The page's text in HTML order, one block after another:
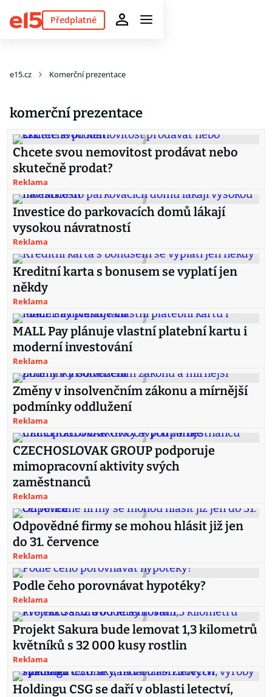
Předplatné
e15.cz Komerční prezentace
komerční prezentace
Chcete svou nemovitost prodávat nebo
skutečně prodat?
Reklama
Investice do parkovacích domů lákají
vysokou návratností
Reklama
Kreditní karta s bonusem se vyplatí jen
někdy
Reklama
MALL Pay plánuje vlastní platební kartu i
moderní investování
Reklama
Změny v insolvenčním zákonu a mírnější
podmínky oddlužení
Reklama
CZECHOSLOVAK GROUP podporuje
mimopracovní aktivity svých
zaměstnanců
Reklama
Odpovědné firmy se mohou hlásit již jen
do 31. července
Reklama
Podle čeho porovnávat hypotéky?
Reklama
Projekt Sakura bude lemovat 1,3 kilometrů
květníků s 32 000 kusy rostlin
Reklama
Holdingu CSG se daří v oblasti letectví,